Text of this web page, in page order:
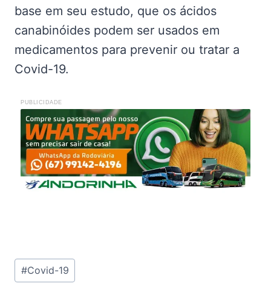
base em seu estudo, que os ácidos
canabinóides podem ser usados em
medicamentos para prevenir ou tratar a
Covid-19.
PUBLICIDADE
Tags
do
#Covid-19